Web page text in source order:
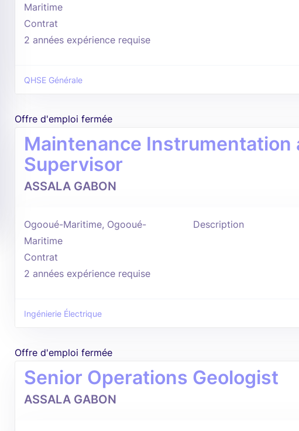
Maritime
Contrat
2 années expérience requise
QHSE Générale
Offre d'emploi fermée
Maintenance Instrumentation
Supervisor
ASSALA GABON
Ogooué-Maritime, Ogooué-
Maritime
Contrat
2 années expérience requise
Description
Ingénierie Électrique
Offre d'emploi fermée
Senior Operations Geologist
ASSALA GABON